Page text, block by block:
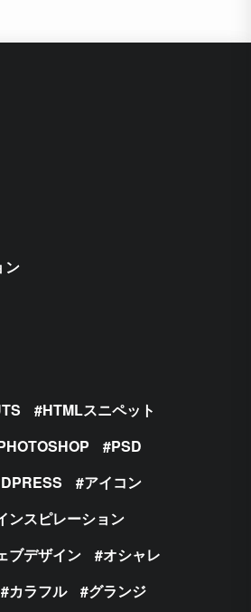
ン
HTMLスニペット
PSD
アイコン
ンスピレーション
ブデザイン
オシャレ
カラフル
グランジ